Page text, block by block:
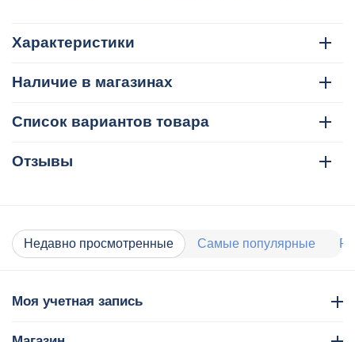
Характеристики
Наличие в магазинах
Список вариантов товара
Отзывы
Недавно просмотренные Самые популярные
Моя учетная запись